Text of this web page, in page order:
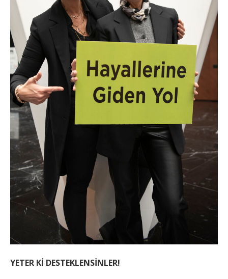
YETER Kİ DESTEKLENSİNLER!